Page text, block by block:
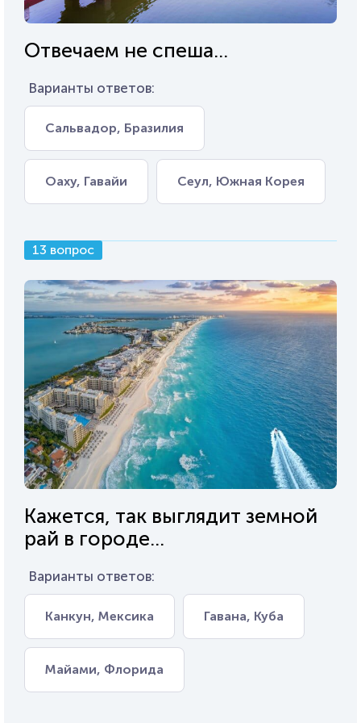
Отвечаем не спеша...
Варианты ответов:
Сальвадор, Бразилия
Оаху, Гавайи Сеул, Южная Корея
13 вопрос
Кажется, так выглядит земной
рай в городе...
Варианты ответов:
Канкун, Мексика Гавана, Куба
Майами, Флорида